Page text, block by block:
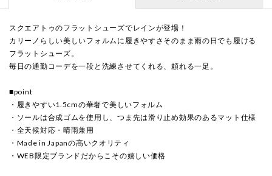
スクエアトゥのフラットシューズでレインが登場！
カリーノらしい美しいフォルムに履きやすさそのまま雨の日でも履ける
フラットシューズ。
毎日の通勤コーデを一段と洗練させてくれる、頼れる一足。
■point
・履きやすい1.5cmの華奢で美しいフォルム
・ソールは合成ゴムを使用し、つま先は滑り止め効果のあるマット仕様
・全天候対応・晴雨兼用
・Made in Japanの高いクオリティ
・WEB限定ブランドだからこその嬉しい価格